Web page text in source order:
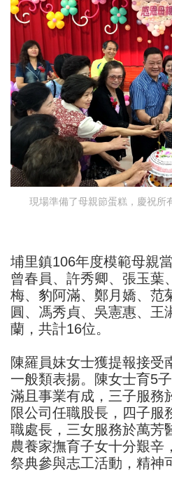
現場準備了母親節蛋糕，慶祝所
埔里鎮106年度模範母親
曾春員、許秀卿、張玉葉
梅、豹阿滿、鄭月嬌、范
圓、馮秀貞、吳憲惠、王
蘭，共計16位。
陳羅員妹女士獲提報接受
一般類表揚。陳女士育5
滿且事業有成，三子服務
限公司任職股長，四子服
職處長，三女服務於萬芳
農養家撫育子女十分艱辛
祭典參與志工活動，精神